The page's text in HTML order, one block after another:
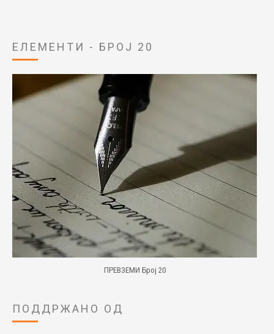
ЕЛЕМЕНТИ - БРОЈ 20
ПРЕВЗЕМИ Број 20
ПОДДРЖАНО ОД